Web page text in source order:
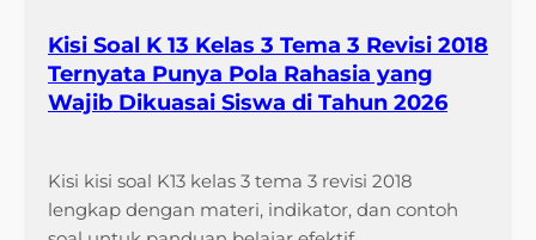
Kisi Soal K 13 Kelas 3 Tema 3 Revisi 2018
Ternyata Punya Pola Rahasia yang
Wajib Dikuasai Siswa di Tahun 2026
Kisi kisi soal K13 kelas 3 tema 3 revisi 2018
lengkap dengan materi, indikator, dan contoh